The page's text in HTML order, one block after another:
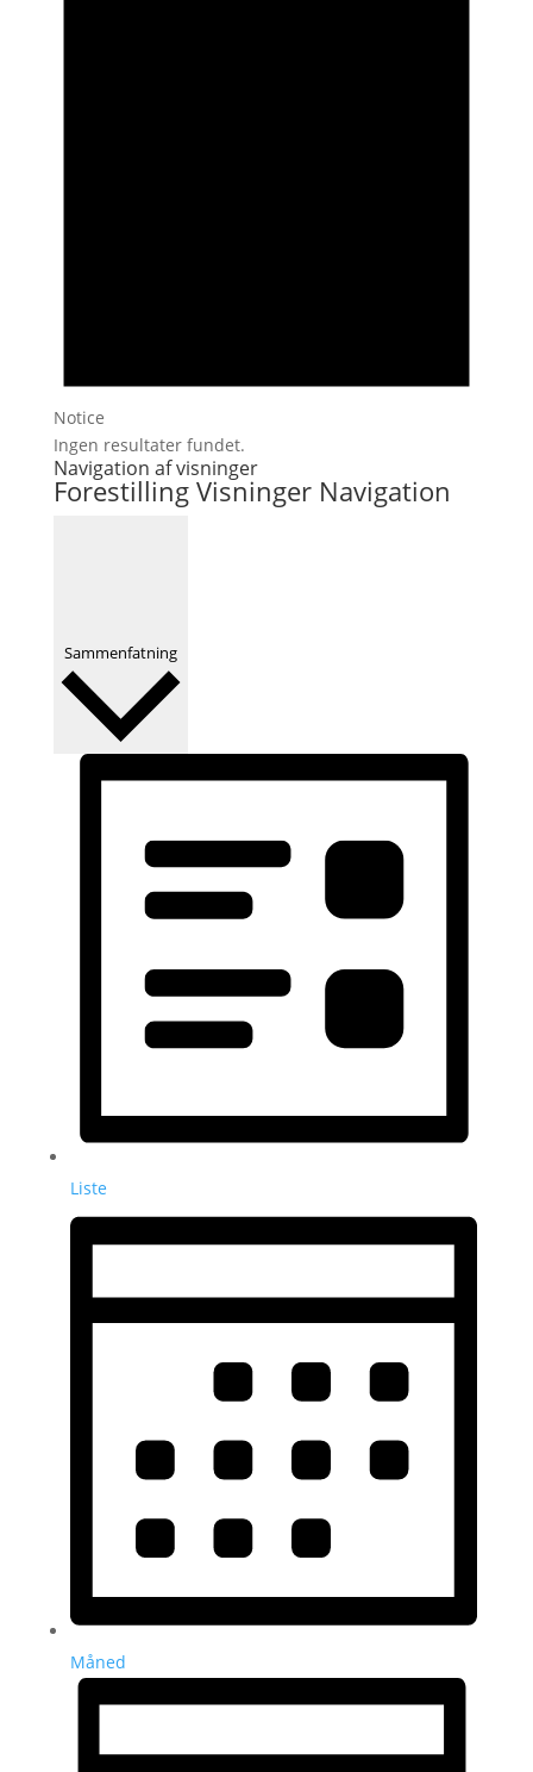
Notice
Ingen resultater fundet.
Navigation af visninger
Forestilling Visninger Navigation
Sammenfatning
Liste
Måned